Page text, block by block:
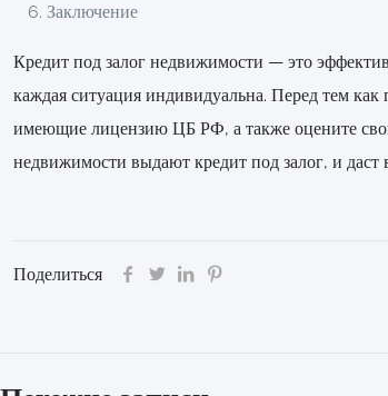
Заключение
Кредит под залог недвижимости — это
каждая ситуация индивидуальна. Перед тем
имеющие лицензию ЦБ РФ, а также оцените
недвижимости выдают кредит под залог, и
Поделиться